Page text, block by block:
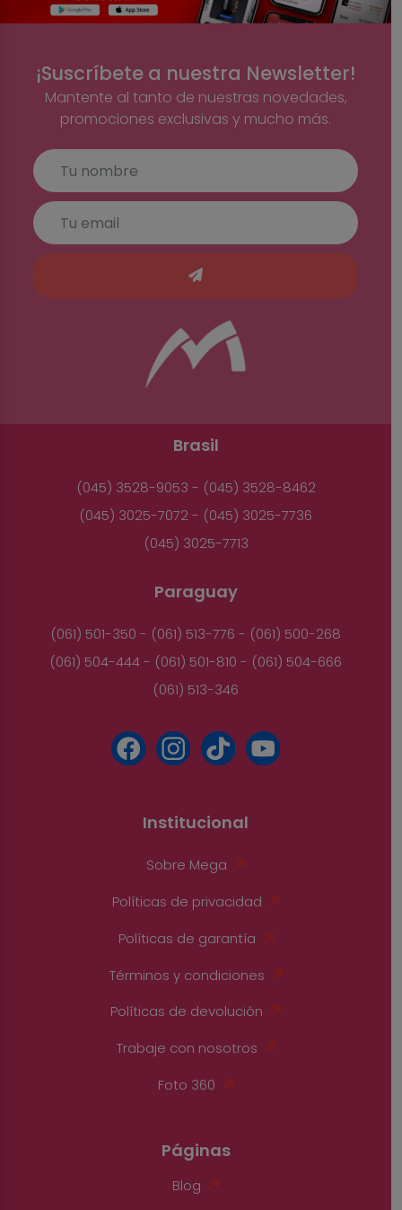
¡Suscríbete a nuestra Newsletter!
Mantente al tanto de nuestras novedades,
promociones exclusivas y mucho más.
Brasil
(045) 3528-9053 - (045) 3528-8462
(045) 3025-7072 - (045) 3025-7736
(045) 3025-7713
Paraguay
(061) 501-350 - (061) 513-776 - (061) 500-268
(061) 504-444 - (061) 501-810 - (061) 504-666
(061) 513-346
Institucional
Sobre Mega
Políticas de privacidad
Políticas de garantía
Términos y condiciones
Políticas de devolución
Trabaje con nosotros
Foto 360
Páginas
Blog